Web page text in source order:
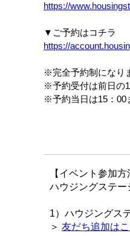
https://
▼ご予約はコチラ
https://
※完全予約制になり
※予約受付は前日の
※予約当日は15：00
【イベント参加方
ハウジングステー
1）ハウジングス
＞ 友だち追加は